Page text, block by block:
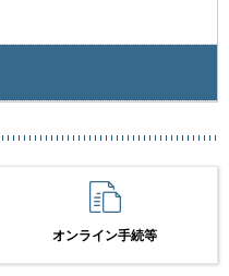
オンライン手続等